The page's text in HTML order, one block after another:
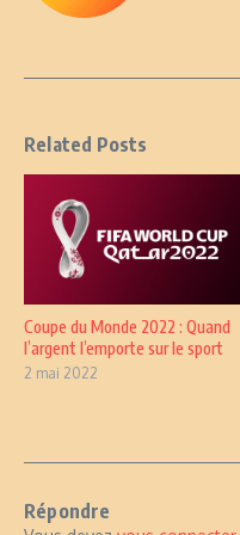
Related Posts
Coupe du Monde 2022 : Quand
l’argent l’emporte sur le sport
2 mai 2022
Répondre